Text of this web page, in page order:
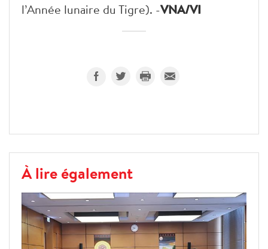
l’Année lunaire du Tigre). -VNA/VI
À lire également